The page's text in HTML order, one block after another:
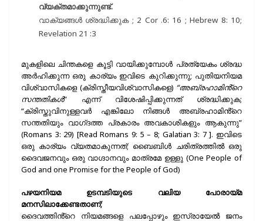
വ്യക്തമാക്കുന്നുണ്ട്.
വാക്യങ്ങൾ ശ്രദ്ധിക്കുക ; 2 Cor .6: 16 ; Hebrew 8: 10;
Revelation 21 :3
മുകളിലെ ചിന്തകളെ കൂട്ടി വായിക്കുമ്പോൾ പ്രത്യേകം ശ്രദ്ധ
അർഹിക്കുന്ന ഒരു കാര്യം ഇവിടെ കുറിക്കുന്നു; പുതിയനിയമ
വിശ്വാസികളെ (ക്രിസ്തീയവിശ്വാസികളെ) “അബ്രഹാമിൻ്റെ
സന്തതികൾ” എന്ന് വിശേഷിപ്പിക്കുന്നത് ശ്രദ്ധിക്കുക;
“ക്രിസ്തുവിനുള്ളവർ എങ്കിലോ നിങ്ങൾ അബ്രഹാമിൻ്റെ
സന്തതിയും വാഗ്‌ദത്ത പ്രകാരം അവകാശികളും ആകുന്നു”
(Romans 3: 29) [Read Romans 9: 5 – 8; Galatian 3: 7 ]. ഇവിടെ
ഒരു കാര്യം വ്യതമാകുന്നത്; ബൈബിൾ ചരിത്രത്തിൽ ഒരു
ദൈവജനവും ഒരു വാഗ്ദാനവും മാത്രമേ ഉള്ളു (One People of
God and one Promise for the People of God)
പഴയനിയമ ഉടമ്പടിയുടെ വലിയ പോരായ്മ
മനസിലാക്കേണ്ടതാണ്;
ദൈവത്തിൻ്റെ നിയമങ്ങളെ പലപ്പോഴും ഇസ്രായേൽ ജനം